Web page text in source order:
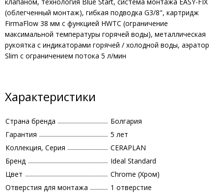
(облегченный монтаж), гибкая подводка G3/8", картридж
FirmaFlow 38 мм с функцией HWTC (ограничение
максимальной температуры горячей воды), металлическая
рукоятка с индикаторами горячей / холодной воды, аэратор
Slim с ограничением потока 5 л/мин
Характеристики
Страна бренда
Болгария
Гарантия
5 лет
Коллекция, Серия
CERAPLAN
Бренд
Ideal Standard
Цвет
Chrome (Хром)
Отверстия для монтажа
1 отверстие